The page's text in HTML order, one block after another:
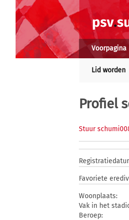
Voorpagina
Lid worden
Profiel
Stuur
Favoriete
Woonplaats:
Vak in het
Beroep: